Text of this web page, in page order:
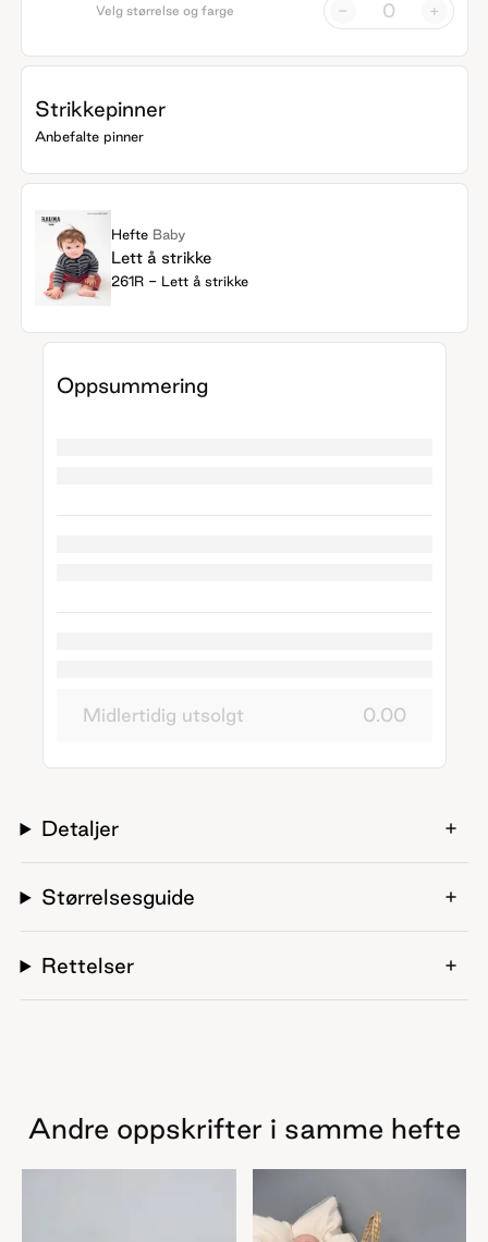
Velg størrelse og farge - +
Strikkepinner
Anbefalte pinner
Hefte Baby
Lett å strikke
261R - Lett å strikke
Oppsummering
Midlertidig utsolgt 0.00
Detaljer
Størrelsesguide
Rettelser
Andre oppskrifter i samme hefte